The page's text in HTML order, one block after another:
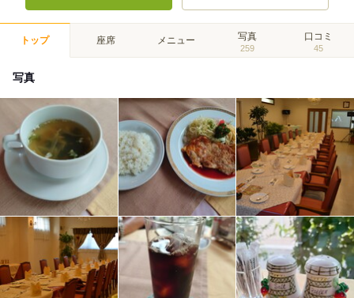
トップ 座席 メニュー 写真
259
口コミ
45
写真